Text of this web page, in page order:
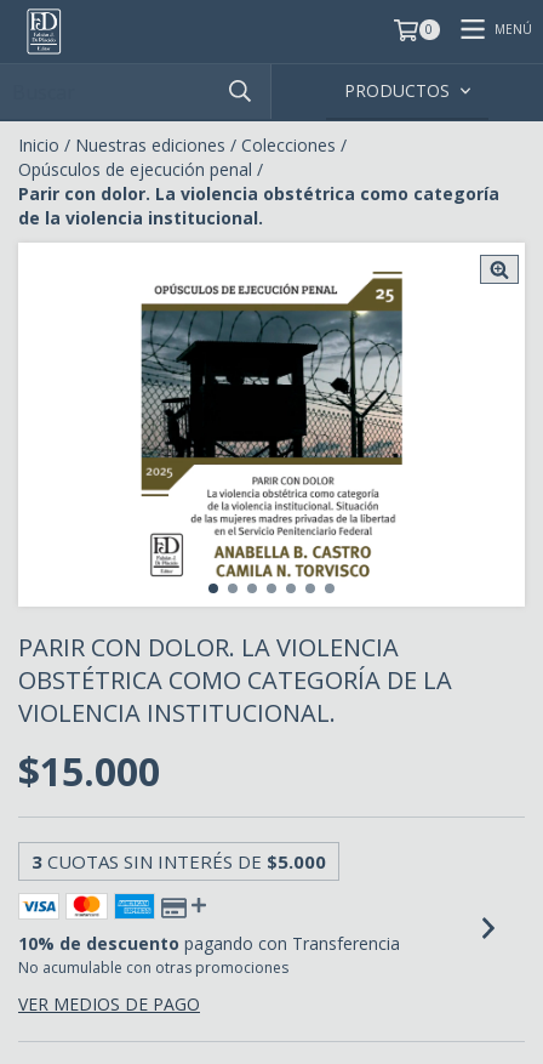
0 MENÚ
PRODUCTOS
Inicio / Nuestras ediciones / Colecciones /
Opúsculos de ejecución penal /
Parir con dolor. La violencia obstétrica como categoría
de la violencia institucional.
PARIR CON DOLOR. LA VIOLENCIA
OBSTÉTRICA COMO CATEGORÍA DE LA
VIOLENCIA INSTITUCIONAL.
$15.000
3 CUOTAS SIN INTERÉS DE $5.000
10% de descuento pagando con Transferencia
No acumulable con otras promociones
VER MEDIOS DE PAGO